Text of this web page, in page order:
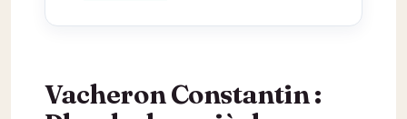
Vacheron Constantin :